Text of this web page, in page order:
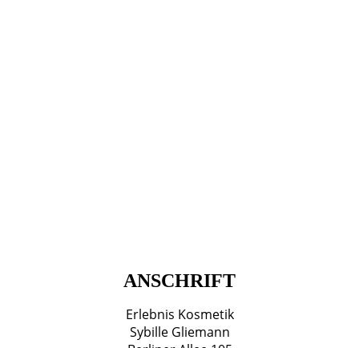
ANSCHRIFT
Erlebnis Kosmetik
Sybille Gliemann